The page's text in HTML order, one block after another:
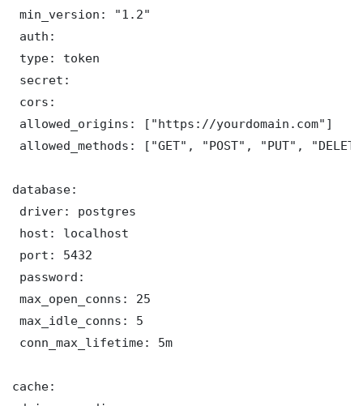
min_version: "1.2"
auth:
type: token
secret:
cors:
allowed_origins: ["https://yourdomain.com"]
allowed_methods: ["GET", "POST", "PUT",
database:
driver: postgres
host: localhost
port: 5432
password:
max_open_conns: 25
max_idle_conns: 5
conn_max_lifetime: 5m
cache: